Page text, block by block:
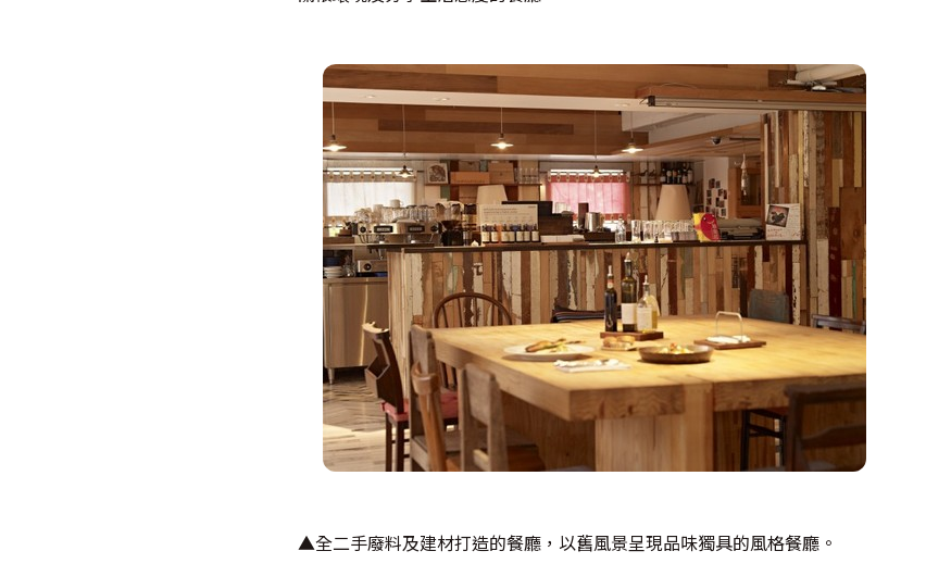
▲全二手廢料及建材打造的餐廳，以舊風景呈現品味獨具的風格餐廳。